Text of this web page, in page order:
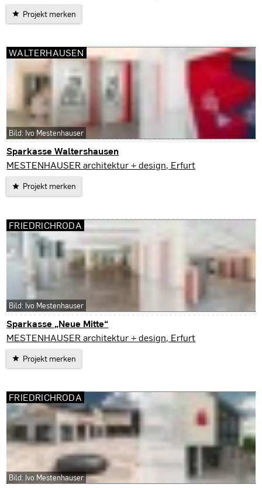
Projekt merken
Sparkasse Waltershausen
Walterhausen
MESTENHAUSER architektur + design, Erfurt
Projekt merken
WALTERHAUSEN
Bild: Ivo Mestenhauser
Sparkasse „Neue Mitte“
Friedrichroda
MESTENHAUSER architektur + design, Erfurt
Projekt merken
FRIEDRICHRODA
Bild: Ivo Mestenhauser
FRIEDRICHRODA
Bild: Ivo Mestenhauser